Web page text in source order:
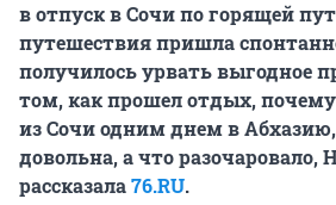
в отпуск в Сочи по горящей
путешествия пришла
получилось урвать выгодное
том, как прошел отдых,
из Сочи одним днем в
довольна, а что разочаровало,
рассказала76.RU.